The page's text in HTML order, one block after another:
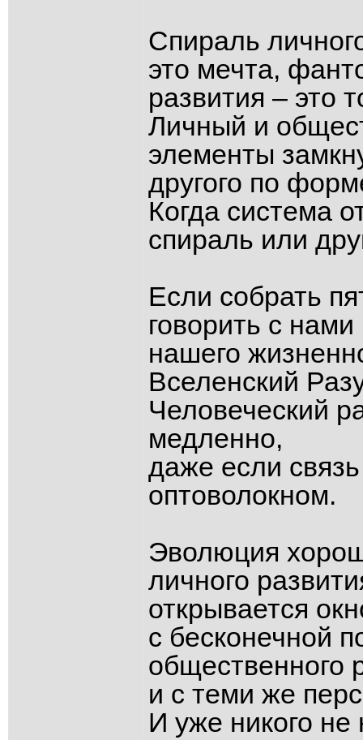
Спираль
это мечта,
развития – это
Личный и
элементы
другого по
Когда система
спираль или
Если собрать
говорить с
нашего
Вселенский
Человеческий
медленно,
даже если
оптоволокном.
Эволюция
личного
открывается
с бесконечной
общественного
и с теми же
И уже никого